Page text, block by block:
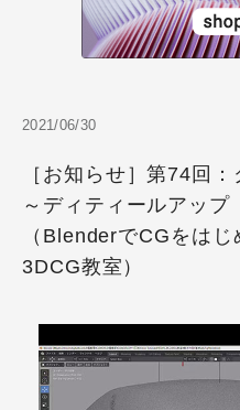
2021/06/30
［お知らせ］第74回
～ディティールアップ
（BlenderでCGをは
3DCG教室）